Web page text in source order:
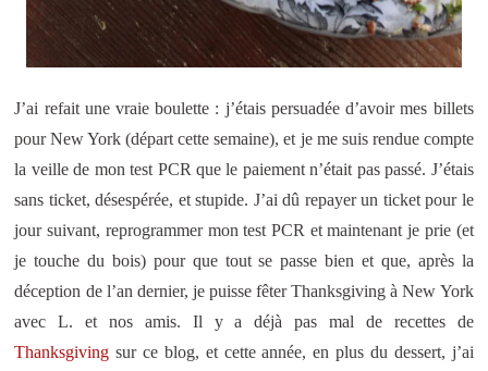
J’ai refait une vraie boulette : j’étais persuadée d’avoir mes billets
pour New York (départ cette semaine), et je me suis rendue compte
la veille de mon test PCR que le paiement n’était pas passé. J’étais
sans ticket, désespérée, et stupide. J’ai dû repayer un ticket pour le
jour suivant, reprogrammer mon test PCR et maintenant je prie (et
je touche du bois) pour que tout se passe bien et que, après la
déception de l’an dernier, je puisse fêter Thanksgiving à New York
avec L. et nos amis. Il y a déjà pas mal de recettes de
Thanksgiving sur ce blog, et cette année, en plus du dessert, j’ai